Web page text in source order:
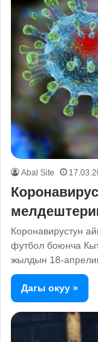
Abal Site
Коронавирустун
футбол боюнча
жылдын 18-
Дагы окуу »